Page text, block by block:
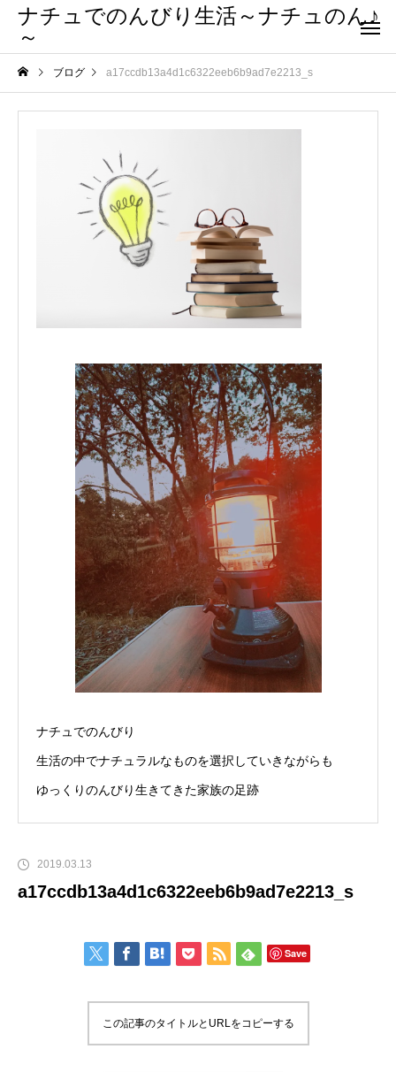
ナチュでのんびり生活～ナチュのん♪
～
ブログ a17ccdb13a4d1c6322eeb6b9ad7e2213_s
ナチュでのんびり
生活の中でナチュラルなものを選択していきながらも
ゆっくりのんびり生きてきた家族の足跡
2019.03.13
a17ccdb13a4d1c6322eeb6b9ad7e2213_s
Save
この記事のタイトルとURLをコピーする